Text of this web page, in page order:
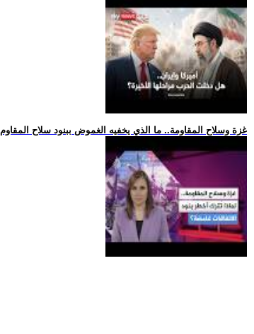
.. غزة وسلاح المقاومة.. ما الذي يخفيه الغموض ببنود سلاح المقاوم